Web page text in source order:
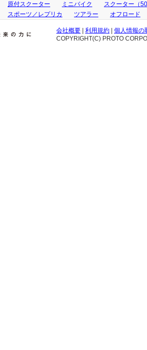
原付スクーター ミニバイク
スクーター（
スポーツ／レプリカ
ツアラー オフロード
会社概要 利用規約
個人情報の
COPYRIGHT(C) PROTO